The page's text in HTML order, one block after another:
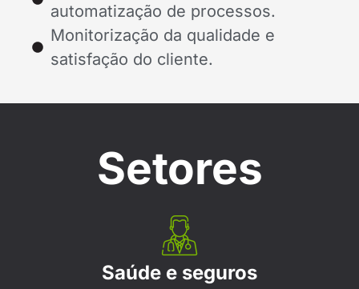
automatização de processos.
Monitorização da qualidade e
satisfação do cliente.
Setores
Saúde e seguros